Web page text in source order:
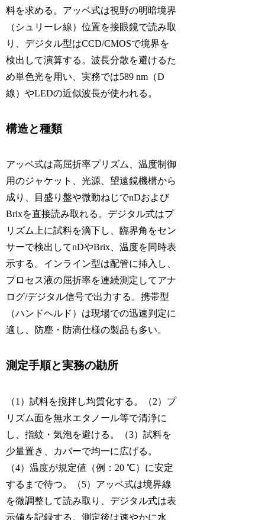
料を求める。アッベ式は視野の明暗境界
（シュリーレ線）位置を接眼鏡で読み取
り、デジタル型はCCD/CMOSで境界を
検出して演算する。波長分散を避けるた
め単色光を用い、実務では589 nm（D
線）やLEDの近似波長が使われる。
構造と種類
アッベ式は高屈折率プリズム、温度制御
用のジャケット、光源、望遠鏡機構から
成り、目盛り盤や微動ねじでnDおよび
Brixを直接読み取れる。デジタル式はプ
リズム上に試料を滴下し、臨界角をセン
サーで検出してnDやBrix、温度を同時表
示する。インライン型は配管に挿入し、
プロセス液の屈折率を連続測定してアナ
ログ/デジタル信号で出力する。携帯型
（ハンドヘルド）は現場での迅速判定に
適し、防塵・防滴仕様の製品も多い。
測定手順と実務の勘所
（1）試料を撹拌し均質化する。（2）プ
リズム面を無水エタノール等で清浄に
し、指紋・気泡を避ける。（3）試料を
少量置き、カバーで均一に広げる。
（4）温度が規定値（例：20 ℃）に安定
するまで待つ。（5）アッベ式は境界線
を微調整して読み取り、デジタル式は表
示値を記録する。測定後は速やかに水